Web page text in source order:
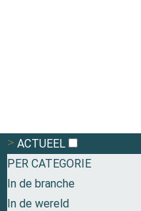
ACTUEEL
PER CATEGORIE
In de branche
In de wereld